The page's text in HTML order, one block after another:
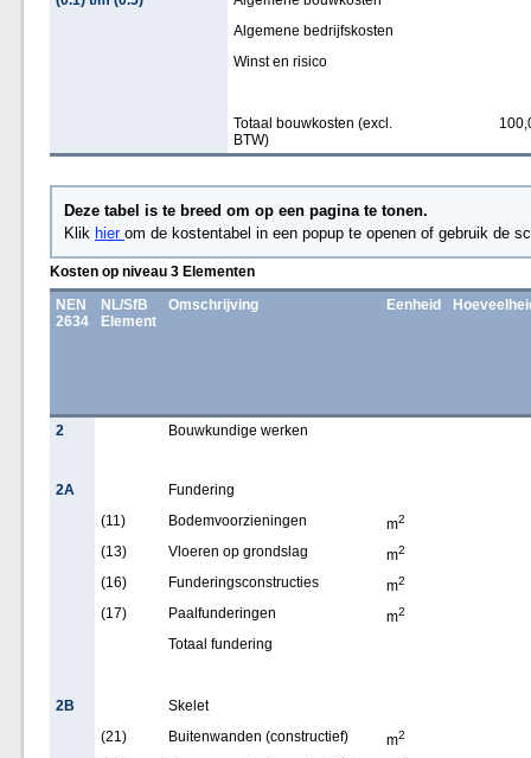
Algemene bedrijfskosten
Winst en risico
Totaal bouwkosten (excl.
BTW)
Deze tabel is te breed om op een pagina te tonen.
Klik hier om de kostentabel in een popup te openen of gebruik de
Kosten op niveau 3 Elementen
NEN
2634
NL/SfB
Element
Omschrijving Eenheid
2 Bouwkundige werken
2A
Fundering
(11)
Bodemvoorzieningen m2
(13) Vloeren op grondslag m2
(16) Funderingsconstructies m2
(17) Paalfunderingen m2
Totaal fundering
2B
Skelet
(21)
Buitenwanden (constructief) m2